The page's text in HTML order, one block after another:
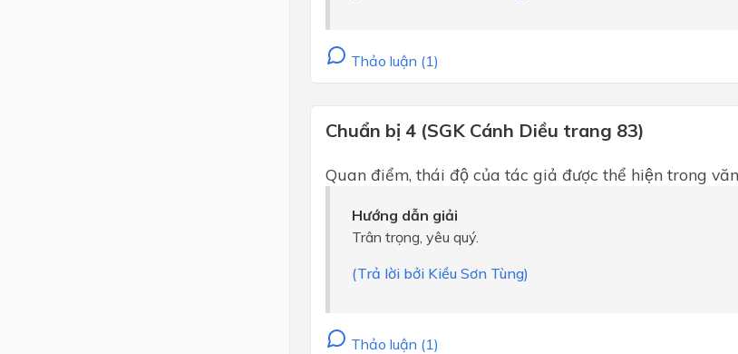
Thảo luận (1)
Chuẩn bị 4 (SGK Cánh Diều trang 83)
Quan điểm, thái độ của tác giả được thể hiện trong
Hướng dẫn giải
Trân trọng, yêu quý.
(Trả lời bởi Kiều Sơn Tùng)
Thảo luận (1)